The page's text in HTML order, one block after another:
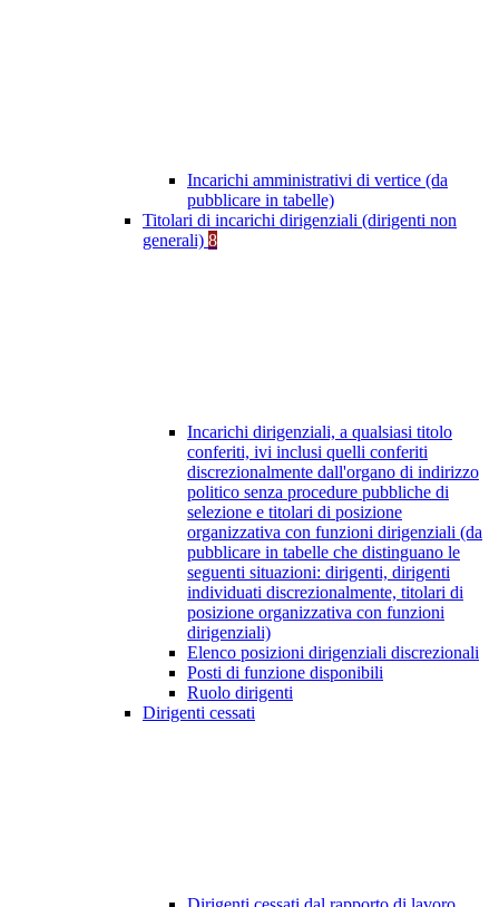
Incarichi amministrativi di vertice (da
pubblicare in tabelle)
Titolari di incarichi dirigenziali (dirigenti non
generali) 8
Incarichi dirigenziali, a qualsiasi titolo
conferiti, ivi inclusi quelli conferiti
discrezionalmente dall'organo di indirizzo
politico senza procedure pubbliche di
selezione e titolari di posizione
organizzativa con funzioni dirigenziali (da
pubblicare in tabelle che distinguano le
seguenti situazioni: dirigenti, dirigenti
individuati discrezionalmente, titolari di
posizione organizzativa con funzioni
dirigenziali)
Elenco posizioni dirigenziali discrezionali
Posti di funzione disponibili
Ruolo dirigenti
Dirigenti cessati